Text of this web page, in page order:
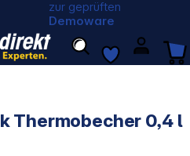
zur geprüften
Demoware
Thermobecher 0,4 l